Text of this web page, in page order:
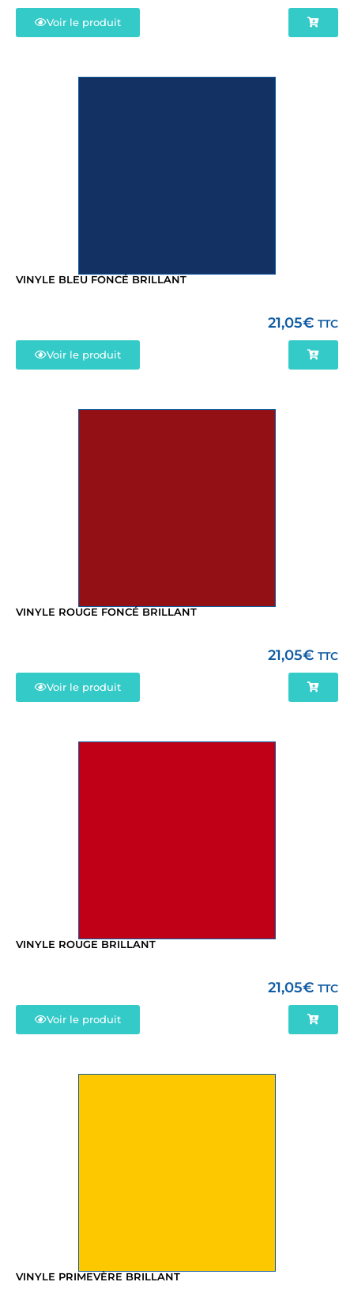
Voir le produit
VINYLE BLEU FONCÉ BRILLANT
21,05€ TTC
Voir le produit
VINYLE ROUGE FONCÉ BRILLANT
21,05€ TTC
Voir le produit
VINYLE ROUGE BRILLANT
21,05€ TTC
Voir le produit
VINYLE PRIMEVÈRE BRILLANT